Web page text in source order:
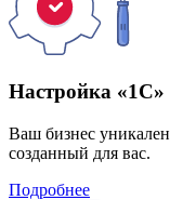
Настройка «1С»
Ваш бизнес
созданный для вас.
Подробнее